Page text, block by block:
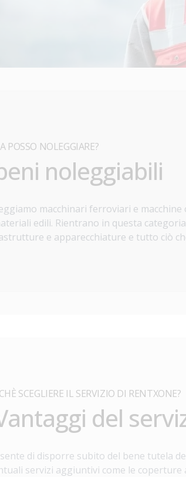
POSSO NOLEGGIARE?
noleggiabili
macchinari ferroviari e
edili. Rientrano in questa
e apparecchiature e tutto ciò
SCEGLIERE IL SERVIZIO DI RENTXONE?
del
di disporre subito del bene tutela
servizi aggiuntivi come le